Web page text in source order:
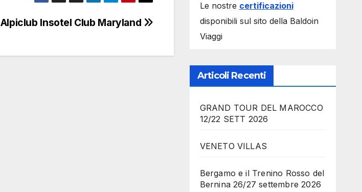
Alpiclub Insotel Club Maryland
Le nostre certificazioni
disponibili sul sito della Baldoin
Viaggi
Articoli Recenti
GRAND TOUR DEL MAROCCO
12/22 SETT 2026
VENETO VILLAS
Bergamo e il Trenino Rosso del
Bernina 26/27 settembre 2026